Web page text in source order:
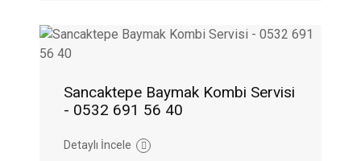
Sancaktepe Baymak Kombi Servisi
- 0532 691 56 40
Detaylı İncele